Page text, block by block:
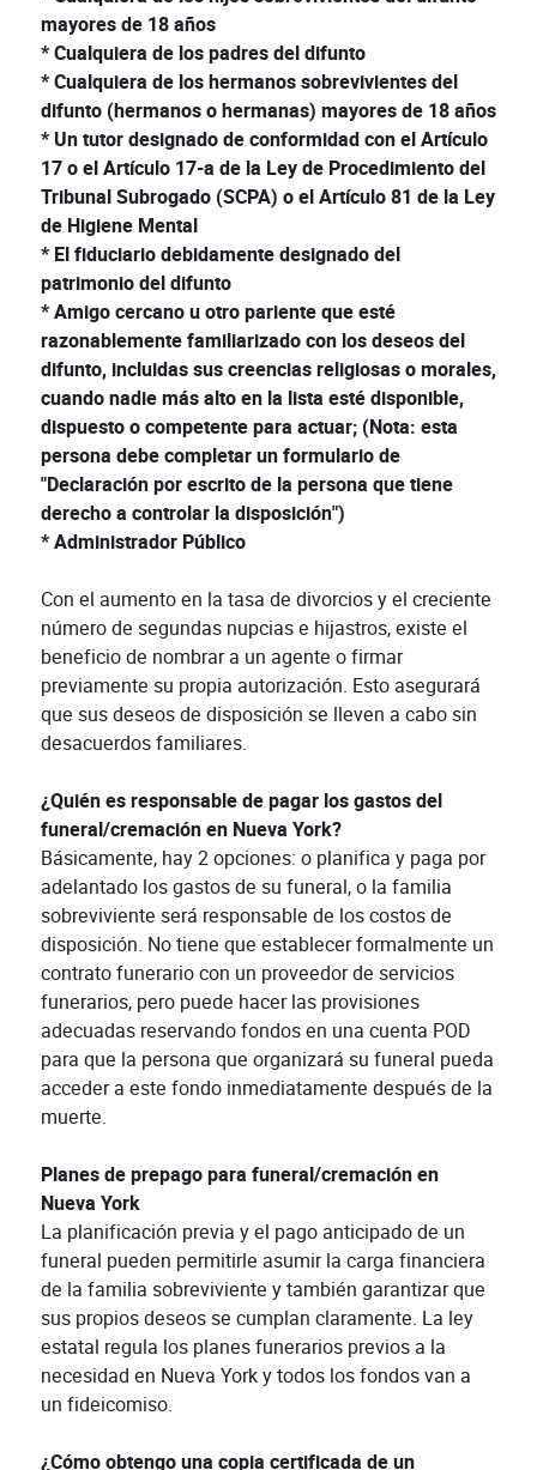
mayores de 18 años
* Cualquiera de los padres del difunto
* Cualquiera de los hermanos sobrevivientes del
difunto (hermanos o hermanas) mayores de 18 años
* Un tutor designado de conformidad con el Artículo
17 o el Artículo 17-a de la Ley de Procedimiento del
Tribunal Subrogado (SCPA) o el Artículo 81 de la Ley
de Higiene Mental
* El fiduciario debidamente designado del
patrimonio del difunto
* Amigo cercano u otro pariente que esté
razonablemente familiarizado con los deseos del
difunto, incluidas sus creencias religiosas o morales,
cuando nadie más alto en la lista esté disponible,
dispuesto o competente para actuar; (Nota: esta
persona debe completar un formulario de
"Declaración por escrito de la persona que tiene
derecho a controlar la disposición")
* Administrador Público
Con el aumento en la tasa de divorcios y el creciente
número de segundas nupcias e hijastros, existe el
beneficio de nombrar a un agente o firmar
previamente su propia autorización. Esto asegurará
que sus deseos de disposición se lleven a cabo sin
desacuerdos familiares.
¿Quién es responsable de pagar los gastos del
funeral/cremación en Nueva York?
Básicamente, hay 2 opciones: o planifica y paga por
adelantado los gastos de su funeral, o la familia
sobreviviente será responsable de los costos de
disposición. No tiene que establecer formalmente un
contrato funerario con un proveedor de servicios
funerarios, pero puede hacer las provisiones
adecuadas reservando fondos en una cuenta POD
para que la persona que organizará su funeral pueda
acceder a este fondo inmediatamente después de la
muerte.
Planes de prepago para funeral/cremación en
Nueva York
La planificación previa y el pago anticipado de un
funeral pueden permitirle asumir la carga financiera
de la familia sobreviviente y también garantizar que
sus propios deseos se cumplan claramente. La ley
estatal regula los planes funerarios previos a la
necesidad en Nueva York y todos los fondos van a
un fideicomiso.
¿Cómo obtengo una copia certificada de un